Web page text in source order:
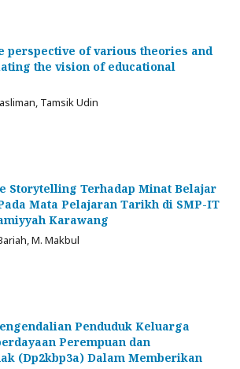
perspective of various theories and
the vision of educational
Tamsik Udin
Storytelling Terhadap Minat Belajar
Mata Pelajaran Tarikh di SMP-IT
Karawang
M. Makbul
Penduduk Keluarga
Perempuan dan
(Dp2kbp3a) Dalam Memberikan